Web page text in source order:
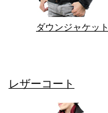
ダウンジャケット
レザーコート